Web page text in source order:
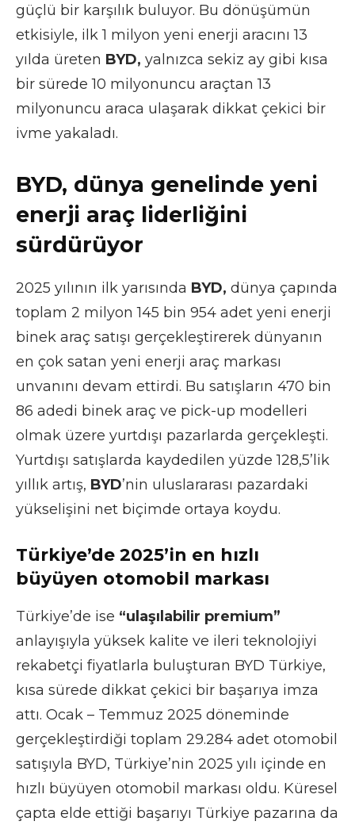
güçlü bir karşılık buluyor. Bu dönüşümün
etkisiyle, ilk 1 milyon yeni enerji aracını 13
yılda üreten BYD, yalnızca sekiz ay gibi kısa
bir sürede 10 milyonuncu araçtan 13
milyonuncu araca ulaşarak dikkat çekici bir
ivme yakaladı.
BYD, dünya genelinde yeni
enerji araç liderliğini
sürdürüyor
2025 yılının ilk yarısında BYD, dünya çapında
toplam 2 milyon 145 bin 954 adet yeni enerji
binek araç satışı gerçekleştirerek dünyanın
en çok satan yeni enerji araç markası
unvanını devam ettirdi. Bu satışların 470 bin
86 adedi binek araç ve pick-up modelleri
olmak üzere yurtdışı pazarlarda gerçekleşti.
Yurtdışı satışlarda kaydedilen yüzde 128,5’lik
yıllık artış, BYD’nin uluslararası pazardaki
yükselişini net biçimde ortaya koydu.
Türkiye’de 2025’in en hızlı
büyüyen otomobil markası
Türkiye’de ise “ulaşılabilir premium”
anlayışıyla yüksek kalite ve ileri teknolojiyi
rekabetçi fiyatlarla buluşturan BYD Türkiye,
kısa sürede dikkat çekici bir başarıya imza
attı. Ocak – Temmuz 2025 döneminde
gerçekleştirdiği toplam 29.284 adet otomobil
satışıyla BYD, Türkiye’nin 2025 yılı içinde en
hızlı büyüyen otomobil markası oldu. Küresel
çapta elde ettiği başarıyı Türkiye pazarına da